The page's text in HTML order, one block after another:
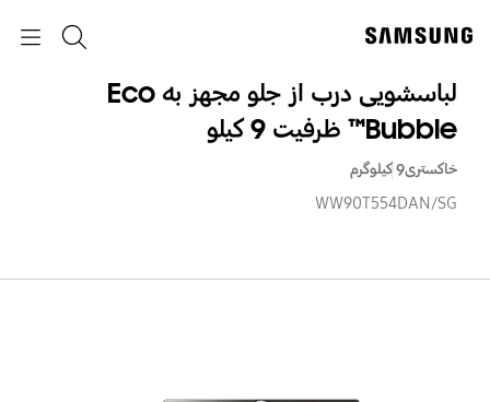
لباسشویی درب از جلو مجهز به Eco
Bubble™ ظرفیت 9 کیلو
خاکستری9 کیلوگرم
WW90T554DAN/SG